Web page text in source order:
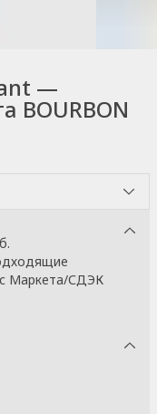
—
BOURBON
Маркета/СДЭК